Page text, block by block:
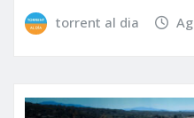
torrent al dia